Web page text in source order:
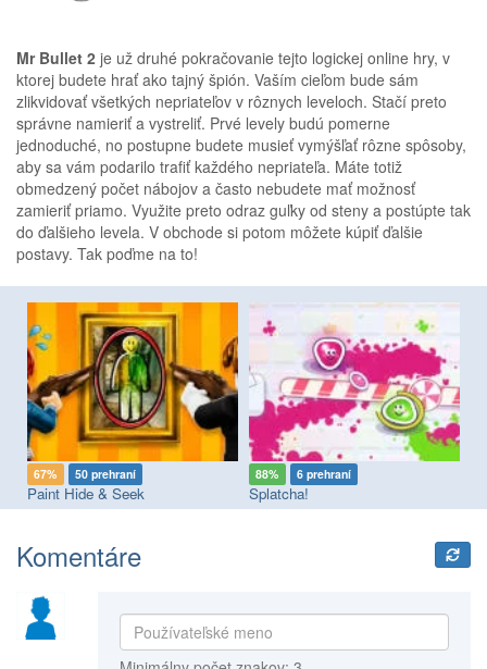
Mr Bullet 2 je už druhé pokračovanie tejto logickej online hry, v
ktorej budete hrať ako tajný špión. Vaším cieľom bude sám
zlikvidovať všetkých nepriateľov v rôznych leveloch. Stačí preto
správne namieriť a vystreliť. Prvé levely budú pomerne
jednoduché, no postupne budete musieť vymýšľať rôzne spôsoby,
aby sa vám podarilo trafiť každého nepriateľa. Máte totiž
obmedzený počet nábojov a často nebudete mať možnosť
zamieriť priamo. Využite preto odraz guľky od steny a postúpte tak
do ďalšieho levela. V obchode si potom môžete kúpiť ďalšie
postavy. Tak poďme na to!
67% 50 prehraní
Paint Hide & Seek
88% 6 prehraní
Splatcha!
Komentáre